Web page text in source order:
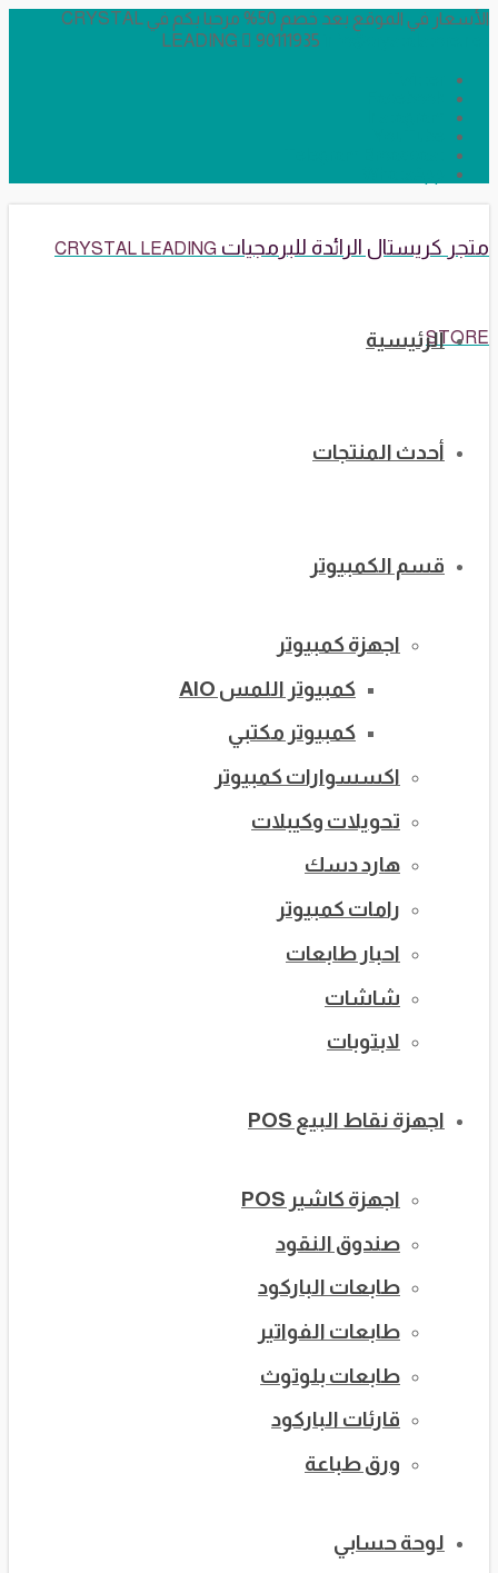
الأسعار في الموقع بعد خصم 50% مرحبا بكم في CRYSTAL
LEADING
90111935
متجر كريستال الرائدة للبرمجيات CRYSTAL LEADING
STOREالرئيسية
أحدث المنتجات
قسم الكمبيوتر
اجهزة كمبيوتر
كمبيوتر اللمس AIO
كمبيوتر مكتبي
اكسسوارات كمبيوتر
تحويلات وكيبلات
هارد دسك
رامات كمبيوتر
احبار طابعات
شاشات
لابتوبات
اجهزة نقاط البيع POS
اجهزة كاشير POS
صندوق النقود
طابعات الباركود
طابعات الفواتير
طابعات بلوتوث
قارئات الباركود
ورق طباعة
لوحة حسابي